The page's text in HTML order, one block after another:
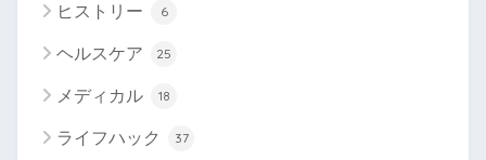
ヒストリー 6
ヘルスケア 25
メディカル 18
ライフハック 37